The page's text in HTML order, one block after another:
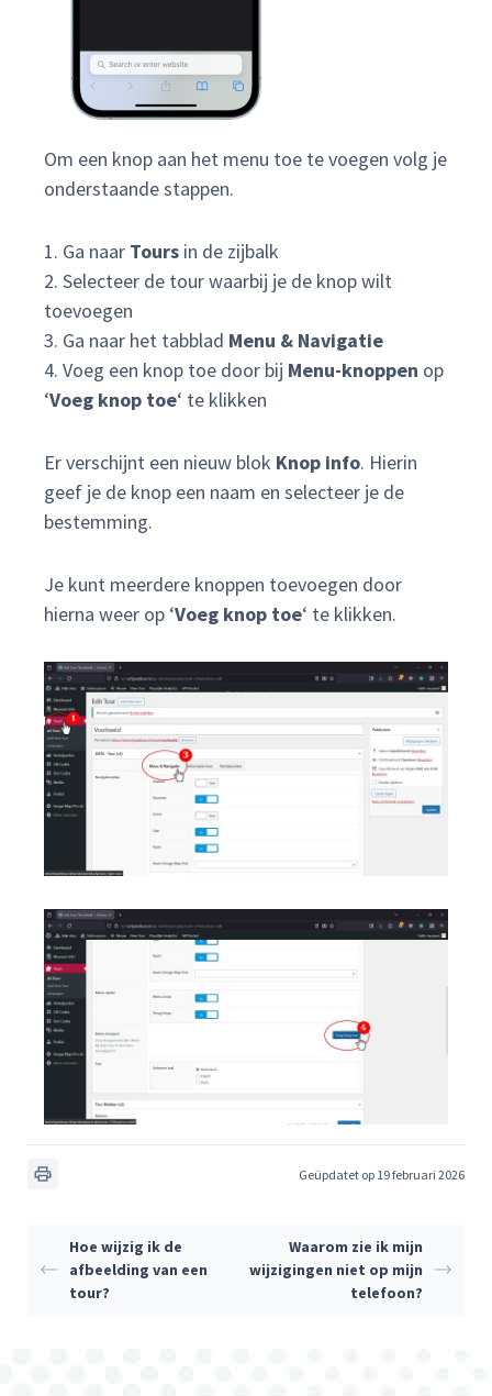
Om een knop aan het menu toe te voegen volg je
onderstaande stappen.
1. Ga naar Tours in de zijbalk
2. Selecteer de tour waarbij je de knop wilt
toevoegen
3. Ga naar het tabblad Menu & Navigatie
4. Voeg een knop toe door bij Menu-knoppen op
‘Voeg knop toe‘ te klikken
Er verschijnt een nieuw blok Knop info. Hierin
geef je de knop een naam en selecteer je de
bestemming.
Je kunt meerdere knoppen toevoegen door
hierna weer op ‘Voeg knop toe‘ te klikken.
Geüpdatet op 19 februari 2026
Hoe wijzig ik de
afbeelding van een
tour?
Waarom zie ik mijn
wijzigingen niet op mijn
telefoon?